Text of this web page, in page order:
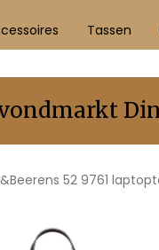
Tassen
52 9761